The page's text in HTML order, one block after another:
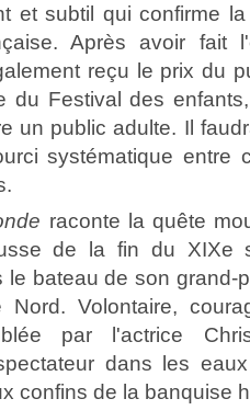
et subtil qui confirme
Après avoir fait
reçu le prix du
du Festival des
un public adulte. Il
systématique entre
raconte la quête
de la fin du XIXe
le bateau de son grand-
Volontaire,
par l'actrice
dans les
confins de la banquise